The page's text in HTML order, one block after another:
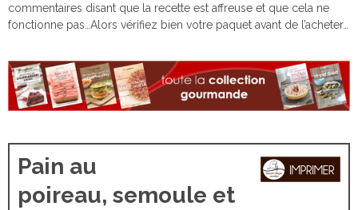
commentaires disant que la recette est affreuse et que cela ne
fonctionne pas…Alors vérifiez bien votre paquet avant de l’acheter…
Pain au
poireau, semoule et